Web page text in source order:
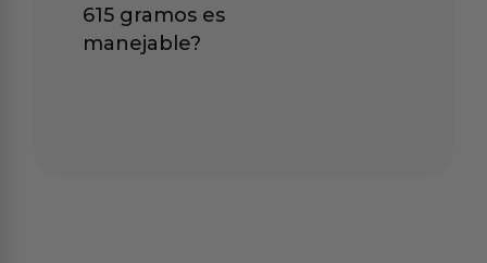
615 gramos es
manejable?